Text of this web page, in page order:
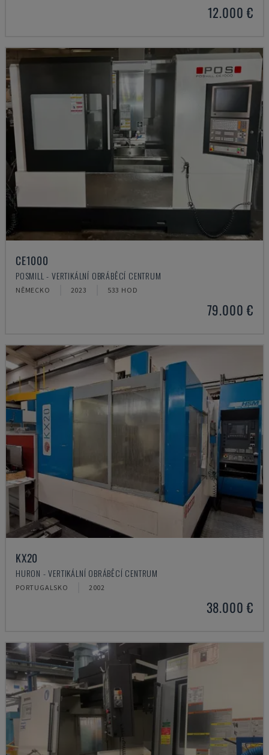
12.000 €
CE1000
POSMILL - VERTIKÁLNÍ OBRÁBĚCÍ CENTRUM
NĚMECKO 2023 533 HOD
79.000 €
KX20
HURON - VERTIKÁLNÍ OBRÁBĚCÍ CENTRUM
PORTUGALSKO 2002
38.000 €